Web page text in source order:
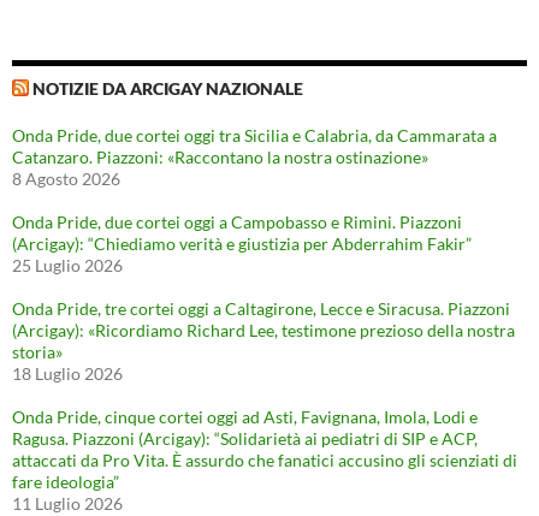
NOTIZIE DA ARCIGAY NAZIONALE
Onda Pride, due cortei oggi tra Sicilia e Calabria, da Cammarata a
Catanzaro. Piazzoni: «Raccontano la nostra ostinazione»
8 Agosto 2026
Onda Pride, due cortei oggi a Campobasso e Rimini. Piazzoni
(Arcigay): “Chiediamo verità e giustizia per Abderrahim Fakir”
25 Luglio 2026
Onda Pride, tre cortei oggi a Caltagirone, Lecce e Siracusa. Piazzoni
(Arcigay): «Ricordiamo Richard Lee, testimone prezioso della nostra
storia»
18 Luglio 2026
Onda Pride, cinque cortei oggi ad Asti, Favignana, Imola, Lodi e
Ragusa. Piazzoni (Arcigay): “Solidarietà ai pediatri di SIP e ACP,
attaccati da Pro Vita. È assurdo che fanatici accusino gli scienziati di
fare ideologia”
11 Luglio 2026